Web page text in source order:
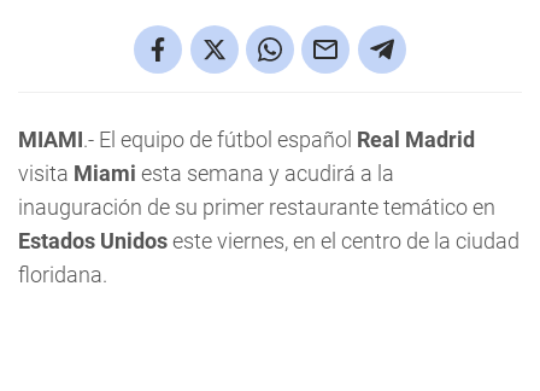
MIAMI.- El equipo de fútbol español Real Madrid
visita Miami esta semana y acudirá a la
inauguración de su primer restaurante temático en
Estados Unidoseste viernes, en el centro de la ciudad
floridana.